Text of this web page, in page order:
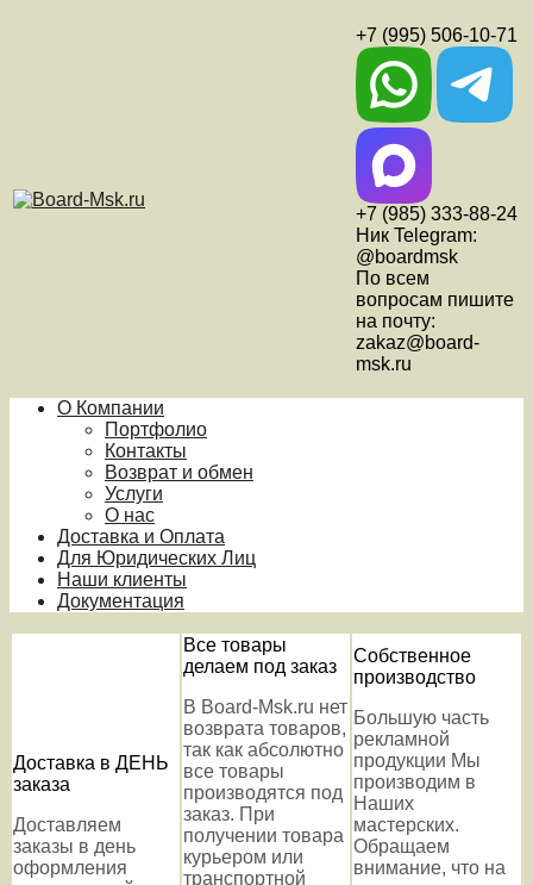
+7 (995) 506-10-71
+7 (985) 333-88-24
Ник Telegram:
@boardmsk
По всем
вопросам пишите
на почту:
zakaz@board-
msk.ru
О Компании
Портфолио
Контакты
Возврат и обмен
Услуги
О нас
Доставка и Оплата
Для Юридических Лиц
Наши клиенты
Документация
Доставка в ДЕНЬ
заказа
Доставляем
заказы в день
оформления
Все товары
делаем под заказ
В Board-Msk.ru нет
возврата товаров,
так как абсолютно
все товары
производятся под
заказ. При
получении товара
курьером или
транспортной
Собственное
производство
Большую часть
рекламной
продукции Мы
производим в
Наших
мастерских.
Обращаем
внимание, что на